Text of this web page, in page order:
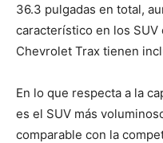
36.3 pulgadas en total,
característico en los
Chevrolet Trax tienen
En lo que respecta a la
es el SUV más
comparable con la